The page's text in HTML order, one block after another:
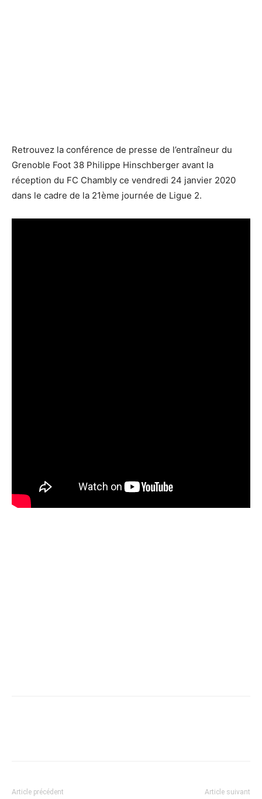
Retrouvez la conférence de presse de l’entraîneur du
Grenoble Foot 38 Philippe Hinschberger avant la
réception du FC Chambly ce vendredi 24 janvier 2020
dans le cadre de la 21ème journée de Ligue 2.
Article précédent Article suivant